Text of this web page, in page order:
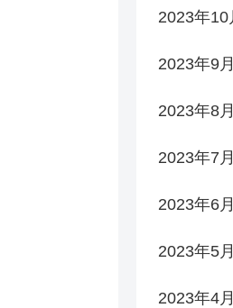
2023年10
2023年9月
2023年8月
2023年7月
2023年6月
2023年5月
2023年4月